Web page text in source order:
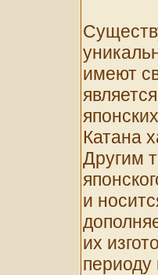
имеют
Катана
Другим
и
их
периоду